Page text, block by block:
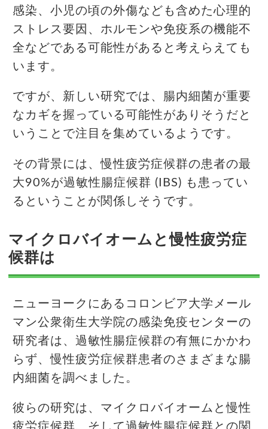
感染、小児の頃の外傷なども含めた心理的
ストレス要因、ホルモンや免疫系の機能不
全などである可能性があると考えらえても
います。
ですが、新しい研究では、腸内細菌が重要
なカギを握っている可能性がありそうだと
いうことで注目を集めているようです。
その背景には、慢性疲労症候群の患者の最
大90%が過敏性腸症候群 (IBS) も患ってい
るということが関係しそうです。
マイクロバイオームと慢性疲労症
候群は
ニューヨークにあるコロンビア大学メール
マン公衆衛生大学院の感染免疫センターの
研究者は、過敏性腸症候群の有無にかかわ
らず、慢性疲労症候群患者のさまざまな腸
内細菌を調べました。
彼らの研究は、マイクロバイオームと慢性